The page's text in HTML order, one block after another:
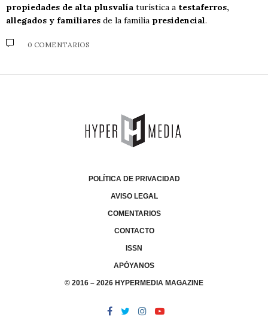
propiedades de alta plusvalía turística a testaferros,
allegados y familiares de la familia presidencial.
0 COMENTARIOS
POLÍTICA DE PRIVACIDAD
AVISO LEGAL
COMENTARIOS
CONTACTO
ISSN
APÓYANOS
© 2016 – 2026 HYPERMEDIA MAGAZINE